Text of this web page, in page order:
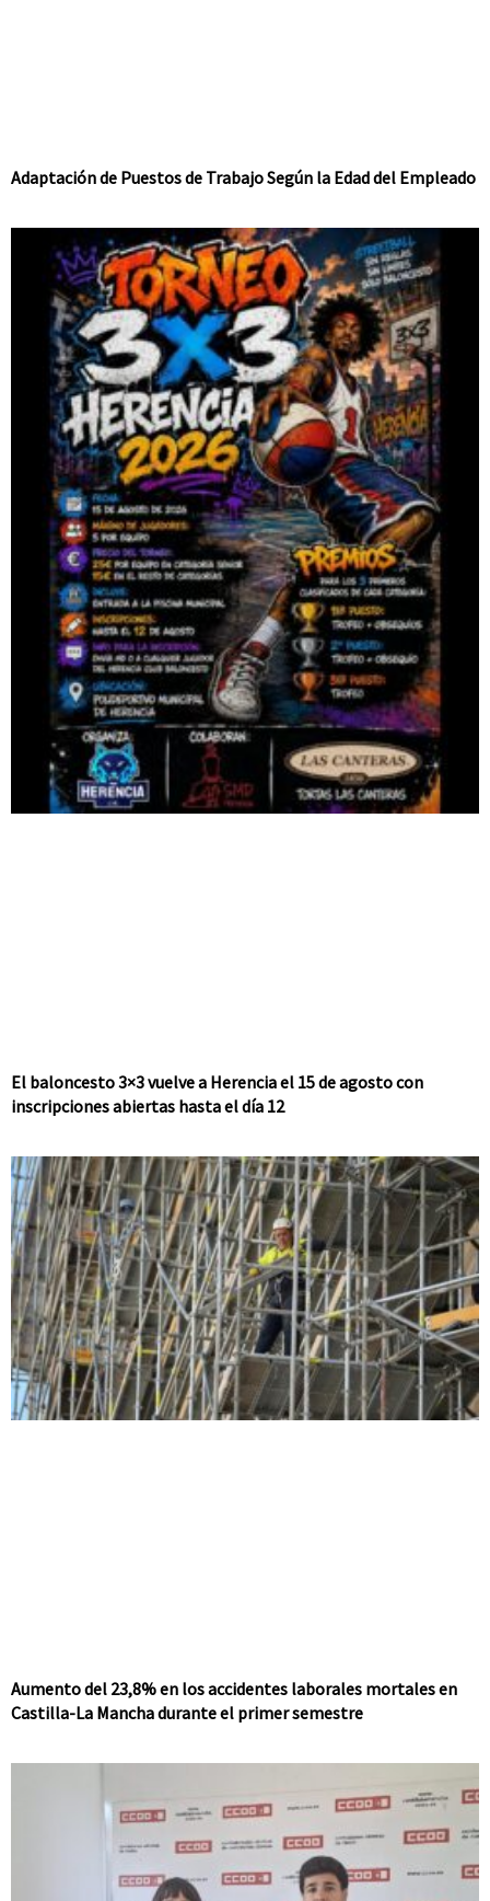
Adaptación de Puestos de Trabajo Según la Edad del Empleado
El baloncesto 3×3 vuelve a Herencia el 15 de agosto con
inscripciones abiertas hasta el día 12
Aumento del 23,8% en los accidentes laborales mortales en
Castilla-La Mancha durante el primer semestre